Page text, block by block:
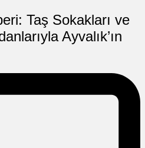
Taş Sokakları ve
Ayvalık’ın